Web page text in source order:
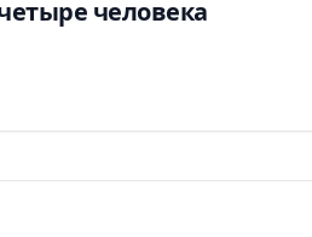
человека